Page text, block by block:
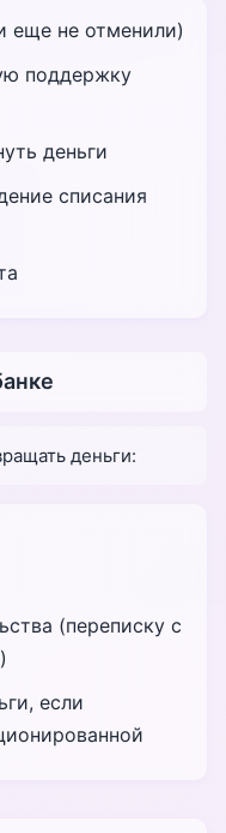
еще не отменили)
поддержку
деньги
списания
деньги:
(переписку с
если